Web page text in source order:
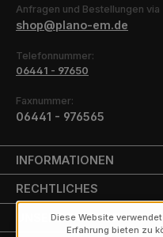
Anfragen und Bestellungen via
shop@plano-em.de
Telefonnummer:
06441 - 97650
Faxnummer:
06441 - 976565
INFORMATIONEN
RECHTLICHES
UNSERE PARTNER
Diese Website
Erfahrung bieten zu